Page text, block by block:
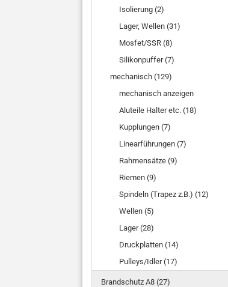
Isolierung (2)
Lager, Wellen (31)
Mosfet/SSR (8)
Silikonpuffer (7)
mechanisch (129)
mechanisch anzeigen
Aluteile Halter etc. (18)
Kupplungen (7)
Linearführungen (7)
Rahmensätze (9)
Riemen (9)
Spindeln (Trapez z.B.) (12)
Wellen (5)
Lager (28)
Druckplatten (14)
Pulleys/Idler (17)
Brandschutz A8 (27)